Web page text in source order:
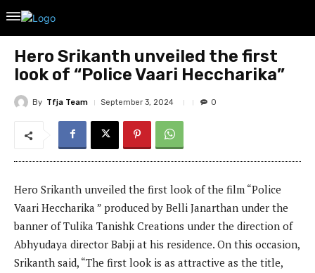
Hero Srikanth unveiled the first
look of “Police Vaari Heccharika”
By Tfja Team September 3, 2024 0
Hero Srikanth unveiled the first look of the film “Police
Vaari Heccharika ” produced by Belli Janarthan under the
banner of Tulika Tanishk Creations under the direction of
Abhyudaya director Babji at his residence. On this occasion,
Srikanth said, “The first look is as attractive as the title,